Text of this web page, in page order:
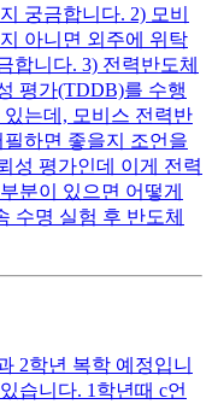
궁금합니다. 2) 모비
아니면 외주에 위탁
합니다. 3) 전력반도체
평가(TDDB)를 수행
는데, 모비스 전력반
하면 좋을지 조언을
성 평가인데 이게 전력
분이 있으면 어떻게
수명 실험 후 반도체
2학년 복학 예정입니
습니다. 1학년때 c언